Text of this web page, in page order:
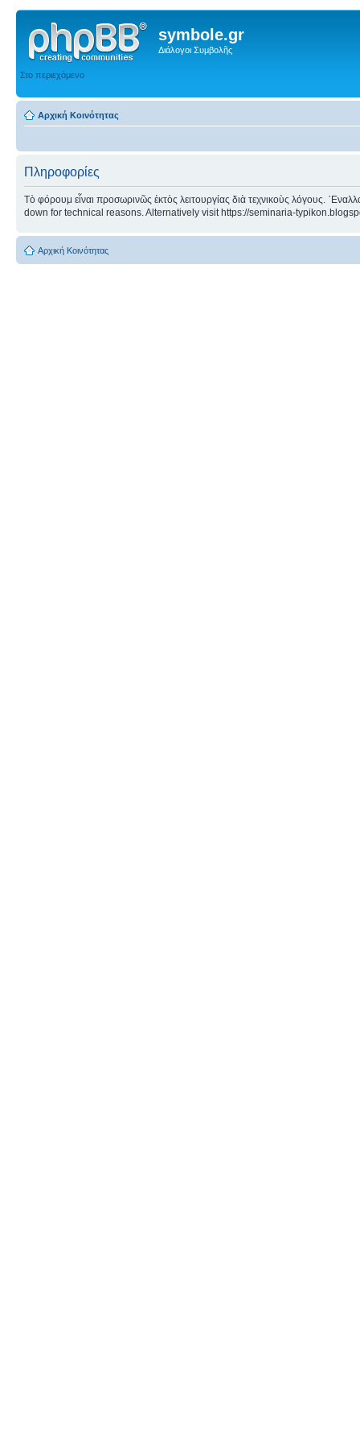
symbole.gr
Διάλογοι Συμβολῆς
Στο περιεχόμενο
Αρχική Κοινότητας
Πληροφορίες
Τὸ φόρουμ εἶναι προσωρινῶς ἐκτὸς λειτουργίας διὰ τεχνικοὺς λόγους.
down for technical reasons. Alternatively visit https://seminaria-
Αρχική Κοινότητας